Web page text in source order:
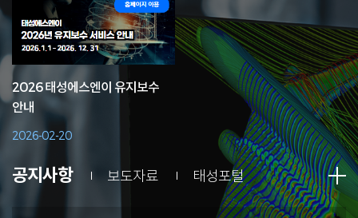
2026 태성에스엔이 유지보수
안내
2026-02-20
공지사항 보도자료 태성포털